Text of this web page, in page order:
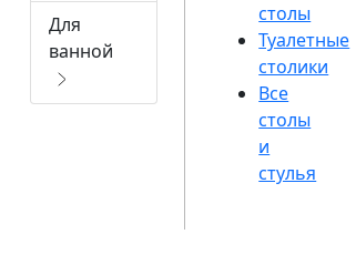
Для
ванной
столы
Туалетные
столики